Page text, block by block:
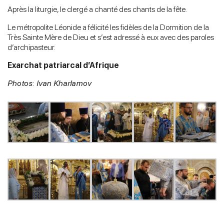
Après la liturgie, le clergé a chanté des chants de la fête.
Le métropolite Léonide a félicité les fidèles de la Dormition de la
Très Sainte Mère de Dieu et s’est adressé à eux avec des paroles
d’archipasteur.
Exarchat patriarcal d’Afrique
Photos: Ivan Kharlamov